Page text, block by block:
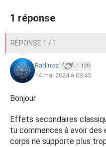
Très bonne journée à toutes
1 réponse
RÉPONSE 1 / 1
Radinoz 1 120
14 mai 2024 à 08:45
Bonjour
Effets secondaires
tu commences à avoir
corps ne supporte plus